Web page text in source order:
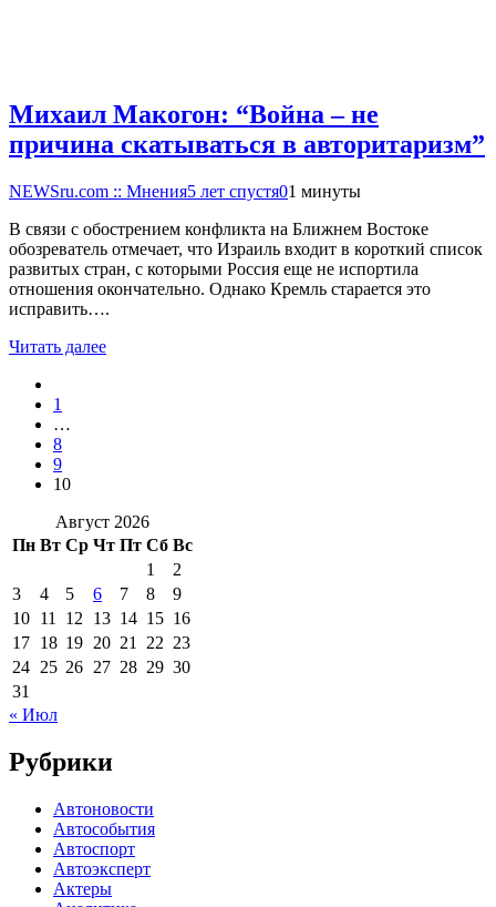
Михаил Макогон: “Война – не
причина скатываться в авторитаризм”
NEWSru.com :: Мнения5 лет спустя01 минуты
В связи с обострением конфликта на Ближнем Востоке
обозреватель отмечает, что Израиль входит в короткий список
развитых стран, с которыми Россия еще не испортила
отношения окончательно. Однако Кремль старается это
исправить….
Читать далее
1
…
8
9
10
Август 2026
Пн Вт Ср Чт Пт Сб Вс
1
2
3
4 5 6 7 8
9
10 11 12 13 14 15 16
17 18 19 20 21 22 23
24 25 26 27 28 29 30
31
« Июл
Рубрики
Автоновости
Автособытия
Автоспорт
Автоэксперт
Актеры